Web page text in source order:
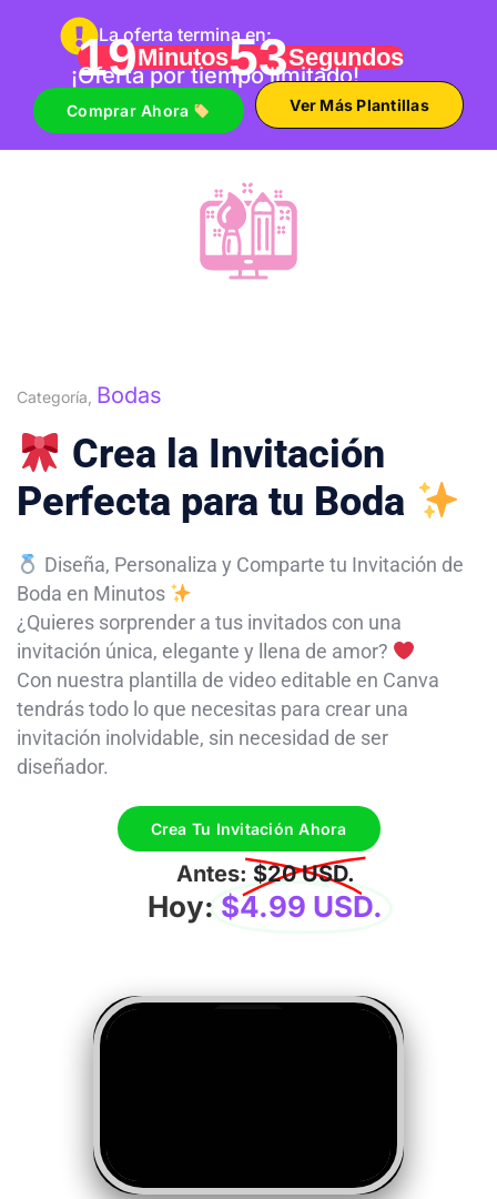
La oferta termina en:
19Minutos52Segundos
¡Oferta por tiempo limitado!
Comprar Ahora Ver Más Plantillas
Categoría, Bodas
Crea la Invitación
Perfecta para tu Boda
Diseña, Personaliza y Comparte tu Invitación de
Boda en Minutos
¿Quieres sorprender a tus invitados con una
invitación única, elegante y llena de amor?
Con nuestra plantilla de video editable en Canva
tendrás todo lo que necesitas para crear una
invitación inolvidable, sin necesidad de ser
diseñador.
Crea Tu Invitación Ahora
Antes: $20 USD.
Hoy: $4.99 USD.